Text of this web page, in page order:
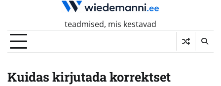
content
teadmised, mis kestavad
Kuidas kirjutada korrektset